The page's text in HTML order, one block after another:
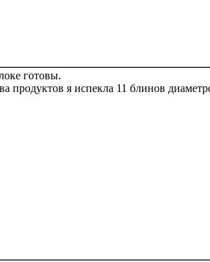
готовы.
продуктов я испекла 11 блинов